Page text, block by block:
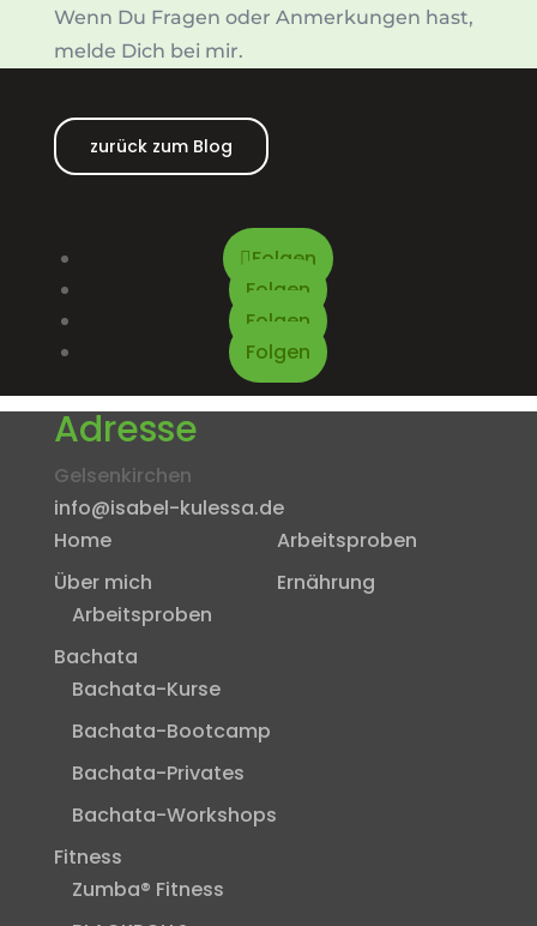
Wenn Du Fragen oder Anmerkungen hast,
melde Dich bei mir.
zurück zum Blog
Folgen
Folgen
Folgen
Folgen
Adresse
Gelsenkirchen
info@isabel-kulessa.de
Home
Über mich
Arbeitsproben
Bachata
Bachata-Kurse
Bachata-Bootcamp
Bachata-Privates
Bachata-Workshops
Fitness
Zumba® Fitness
Arbeitsproben
Ernährung